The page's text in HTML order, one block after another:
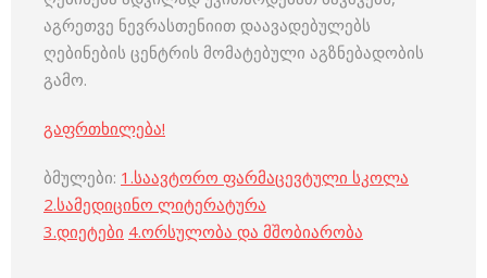
აგრეთვე ნევრასთენიით დაავადებულებს
ღებინების ცენტრის მომატებული აგზნებადობის
გამო.
გაფრთხილება!
ბმულები: 1.საავტორო ფარმაცევტული სკოლა
2.სამედიცინო ლიტერატურა
3.დიეტები 4.ორსულობა და მშობიარობა